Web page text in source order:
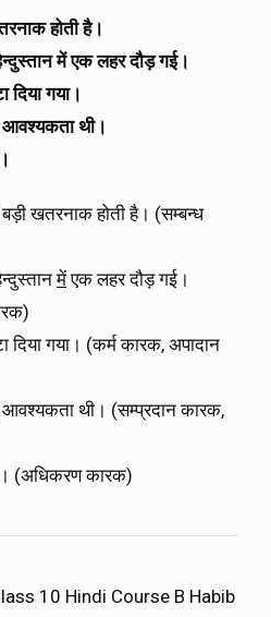
होती है।
में एक लहर दौड़ गई।
गया।
थी।
खतरनाक होती है। (सम्बन्ध
मेंएक लहर दौड़ गई।
दिया गया। (कर्म कारक, अपादान
आवश्यकता थी। (सम्प्रदान कारक,
(अधिकरण कारक)
10 Hindi Course B Habib